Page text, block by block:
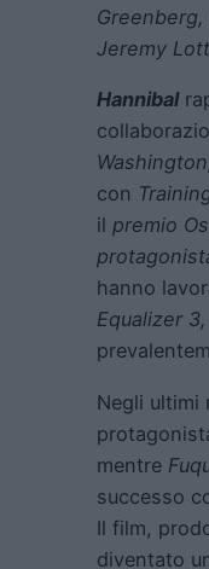
Jeremy
Hannibal
con
il premio
hanno
Equalizer 3,
Negli ultimi
mentre
successo
Il film,
diventato